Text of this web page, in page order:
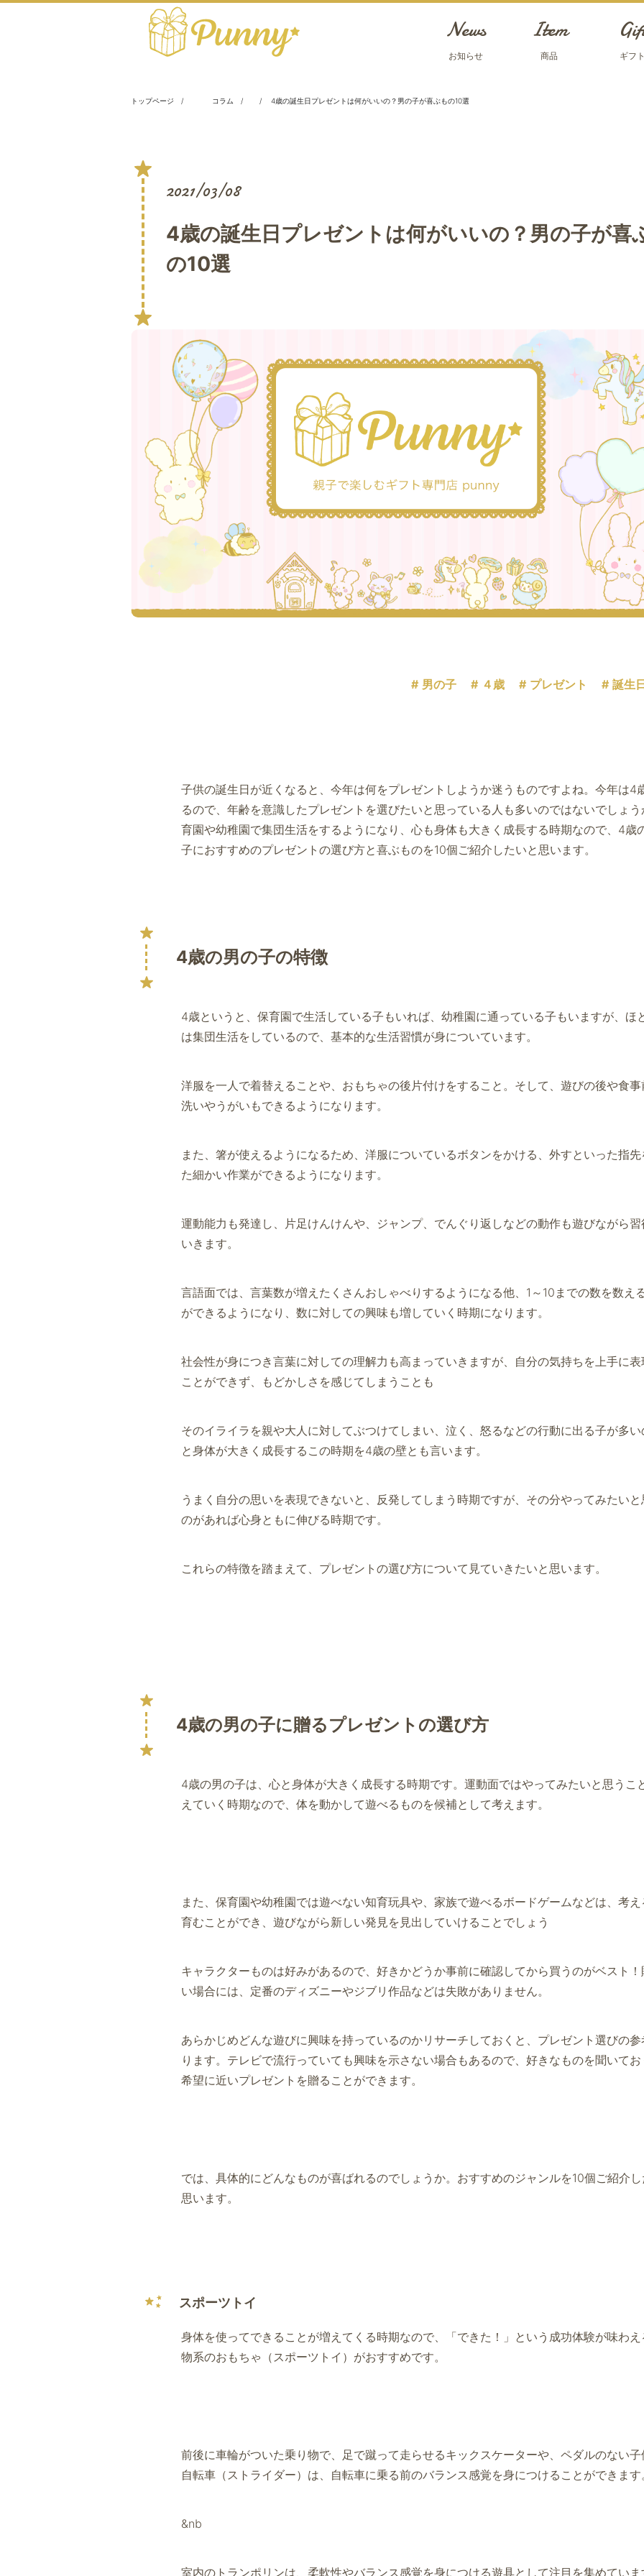
News
お知らせ
Item
商品 ギフト
トップページ コラム 4歳の誕生日プレゼントは何がいいの？男の子が喜ぶもの10選
2021/03/08
4歳の誕生日プレゼントは何がいいの？男の子が喜
の10選
男の子 ４歳 プレゼント 誕生
子供の誕生日が近くなると、今年は何をプレゼントしようか迷うものですよね。今年は4
るので、年齢を意識したプレゼントを選びたいと思っている人も多いのではないでしょう
育園や幼稚園で集団生活をするようになり、心も身体も大きく成長する時期なので、4歳
子におすすめのプレゼントの選び方と喜ぶものを10個ご紹介したいと思います。
4歳の男の子の特徴
4歳というと、保育園で生活している子もいれば、幼稚園に通っている子もいますが、ほ
は集団生活をしているので、基本的な生活習慣が身についています。
洋服を一人で着替えることや、おもちゃの後片付けをすること。そして、遊びの後や食
洗いやうがいもできるようになります。
また、箸が使えるようになるため、洋服についているボタンをかける、外すといった指先
た細かい作業ができるようになります。
運動能力も発達し、片足けんけんや、ジャンプ、でんぐり返しなどの動作も遊びながら習
いきます。
言語面では、言葉数が増えたくさんおしゃべりするようになる他、1～10までの数を数え
ができるようになり、数に対しての興味も増していく時期になります。
社会性が身につき言葉に対しての理解力も高まっていきますが、自分の気持ちを上手に表
ことができず、もどかしさを感じてしまうことも
そのイライラを親や大人に対してぶつけてしまい、泣く、怒るなどの行動に出る子が多
と身体が大きく成長するこの時期を4歳の壁とも言います。
うまく自分の思いを表現できないと、反発してしまう時期ですが、その分やってみたいと
のがあれば心身ともに伸びる時期です。
これらの特徴を踏まえて、プレゼントの選び方について見ていきたいと思います。
4歳の男の子に贈るプレゼントの選び方
4歳の男の子は、心と身体が大きく成長する時期です。運動面ではやってみたいと思うこ
えていく時期なので、体を動かして遊べるものを候補として考えます。
また、保育園や幼稚園では遊べない知育玩具や、家族で遊べるボードゲームなどは、考え
育むことができ、遊びながら新しい発見を見出していけることでしょう
キャラクターものは好みがあるので、好きかどうか事前に確認してから買うのがベスト！
い場合には、定番のディズニーやジブリ作品などは失敗がありません。
あらかじめどんな遊びに興味を持っているのかリサーチしておくと、プレゼント選びの参
ります。テレビで流行っていても興味を示さない場合もあるので、好きなものを聞いてお
希望に近いプレゼントを贈ることができます。
では、具体的にどんなものが喜ばれるのでしょうか。おすすめのジャンルを10個ご紹介し
思います。
スポーツトイ
身体を使ってできることが増えてくる時期なので、「できた！」という成功体験が味わえ
物系のおもちゃ（スポーツトイ）がおすすめです。
前後に車輪がついた乗り物で、足で蹴って走らせるキックスケーターや、ペダルのない
自転車（ストライダー）は、自転車に乗る前のバランス感覚を身につけることができます
&nb
室内のトランポリンは、柔軟性やバランス感覚を身につける遊具として注目を集めていま